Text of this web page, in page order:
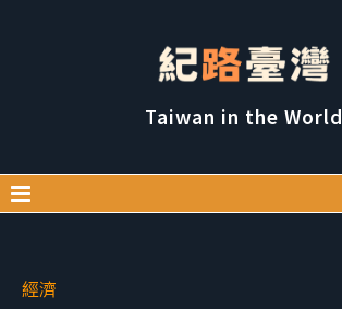
Taiwan in the World
經濟